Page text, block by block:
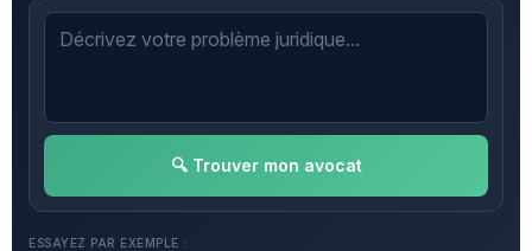
🔍 Trouver mon avocat
ESSAYEZ PAR EXEMPLE :